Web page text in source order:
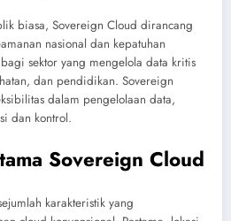
biasa, Sovereign Cloud dirancang
nasional dan kepatuhan
sektor yang mengelola data kritis
dan pendidikan. Sovereign
dalam pengelolaan data,
dan kontrol.
Sovereign Cloud
karakteristik yang